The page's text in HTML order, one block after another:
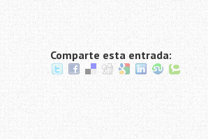
Comparte esta entrada: